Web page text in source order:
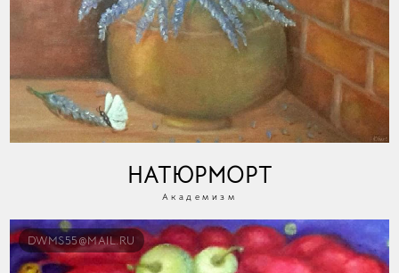
НАТЮРМОРТ
Академизм
DWMS55@MAIL.RU